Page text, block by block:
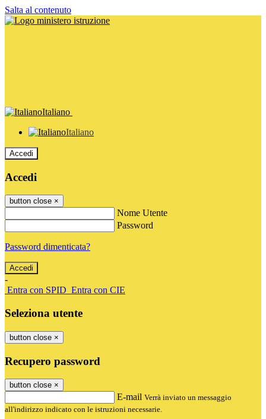
Salta al contenuto
Italiano
Italiano
Accedi
Accedi
button close ×
Nome Utente
Password
Password dimenticata?
-
Entra con SPID Entra con CIE
Seleziona utente
button close ×
Recupero password
button close ×
E-mail Verrà inviato un messaggio
all'indirizzo indicato con le istruzioni necessarie.